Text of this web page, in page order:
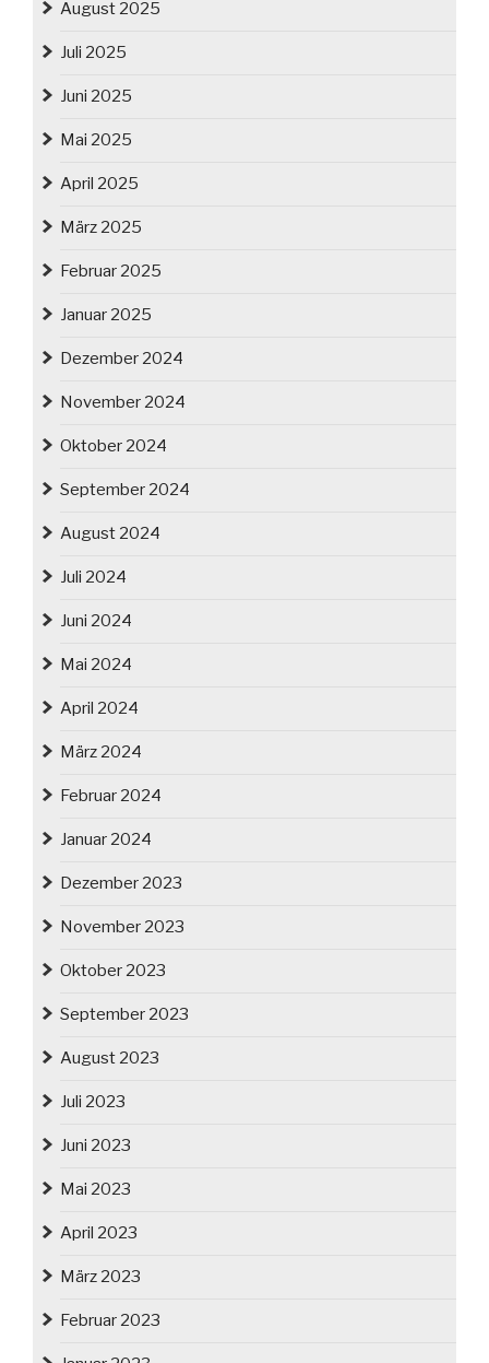
August 2025
Juli 2025
Juni 2025
Mai 2025
April 2025
März 2025
Februar 2025
Januar 2025
Dezember 2024
November 2024
Oktober 2024
September 2024
August 2024
Juli 2024
Juni 2024
Mai 2024
April 2024
März 2024
Februar 2024
Januar 2024
Dezember 2023
November 2023
Oktober 2023
September 2023
August 2023
Juli 2023
Juni 2023
Mai 2023
April 2023
März 2023
Februar 2023